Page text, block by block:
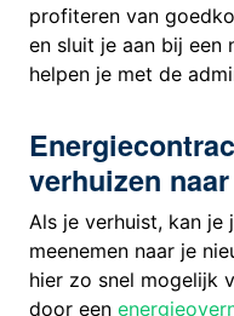
profiteren van
en sluit je aan bij een
helpen je met de
verhuizen
Als je verhuist, kan je
meenemen naar je
hier zo snel mogelijk
door een